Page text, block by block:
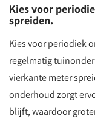
Kies voor
spreiden.
Kies voor periodiek
regelmatig
vierkante meter
onderhoud zorgt
blijft, waardoor